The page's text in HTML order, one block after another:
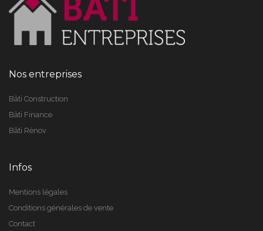
Nos entreprises
Bâti Construction
Bâti Finance
Bâti Rénov
Infos
Mentions légales
Conditions générales de vente
Contact